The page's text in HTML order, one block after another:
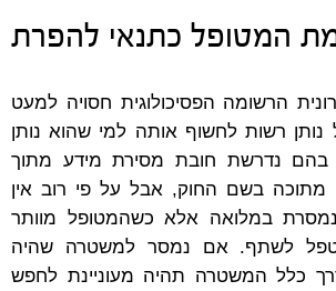
המטופל כתנאי להפרת
הרשומה הפסיכולוגית חסויה למעט
רשות לחשוף אותה למי שהוא נותן
בהם נדרשת חובת מסירת מידע מתוך
מתוכה בשם החוק, אבל על פי רוב אין
במלואה אלא כשהמטופל מוותר
לשתף. אם נמסר למשטרה שהיה
כלל המשטרה תהיה מעוניינת לחפש